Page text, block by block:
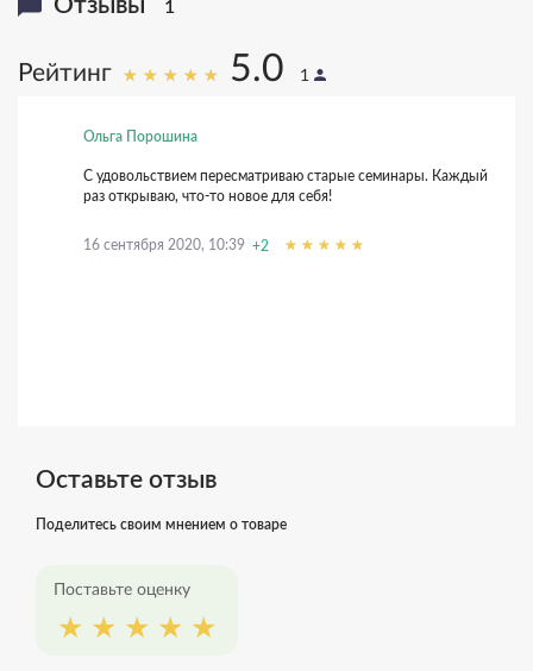
Отзывы 1
Рейтинг 5.0 1
Ольга Порошина
С удовольствием пересматриваю старые семинары. Каждый
раз открываю, что-то новое для себя!
16 сентября 2020, 10:39 +2
Оставьте отзыв
Поделитесь своим мнением о товаре
Поставьте оценку